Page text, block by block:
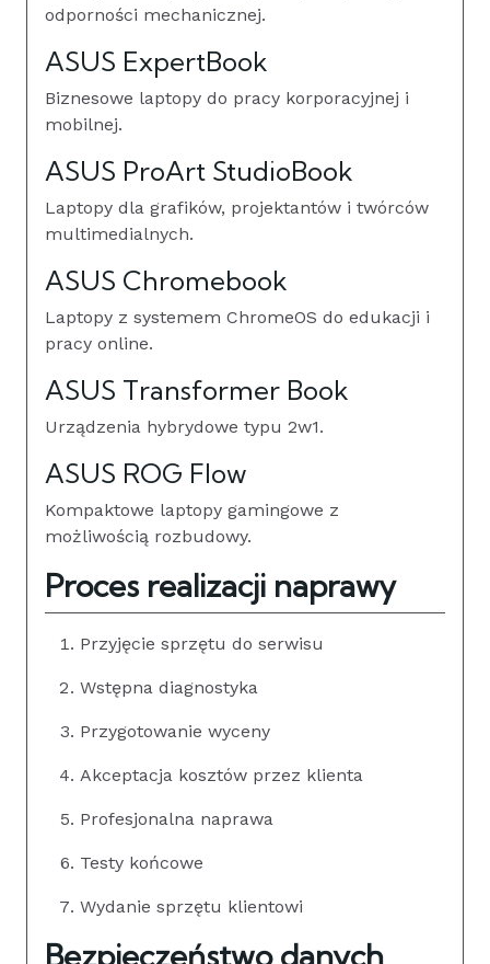
odporności mechanicznej.
ASUS ExpertBook
Biznesowe laptopy do pracy korporacyjnej i
mobilnej.
ASUS ProArt StudioBook
Laptopy dla grafików, projektantów i twórców
multimedialnych.
ASUS Chromebook
Laptopy z systemem ChromeOS do edukacji i
pracy online.
ASUS Transformer Book
Urządzenia hybrydowe typu 2w1.
ASUS ROG Flow
Kompaktowe laptopy gamingowe z
możliwością rozbudowy.
Proces realizacji naprawy
Przyjęcie sprzętu do serwisu
Wstępna diagnostyka
Przygotowanie wyceny
Akceptacja kosztów przez klienta
Profesjonalna naprawa
Testy końcowe
Wydanie sprzętu klientowi
Bezpieczeństwo danych